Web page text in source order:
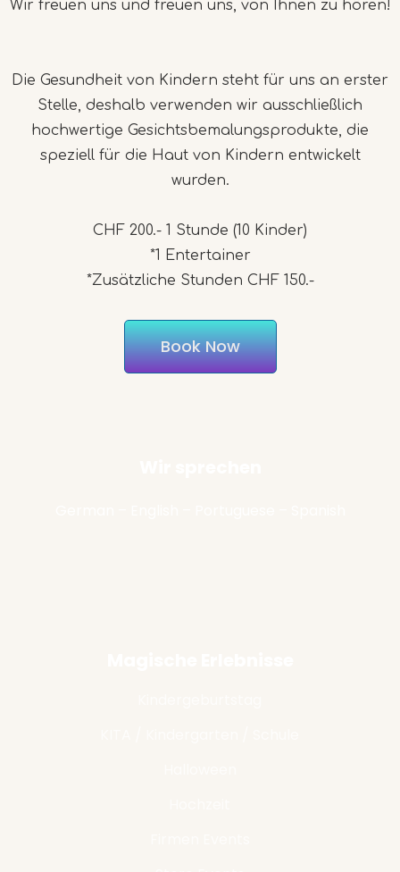
Wir freuen uns und freuen uns, von Ihnen zu hören!
Die Gesundheit von Kindern steht für uns an erster
Stelle, deshalb verwenden wir ausschließlich
hochwertige Gesichtsbemalungsprodukte, die
speziell für die Haut von Kindern entwickelt
wurden.
CHF 200.- 1 Stunde (10 Kinder)
*1 Entertainer
*Zusätzliche Stunden CHF 150.-
Book Now